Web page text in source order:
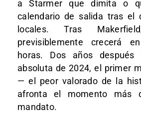
a Starmer que dimita o
calendario de salida tras el
locales. Tras
previsiblemente crecerá
horas. Dos años
absoluta de 2024, el primer
— el peor valorado de la
afronta el momento más
mandato.